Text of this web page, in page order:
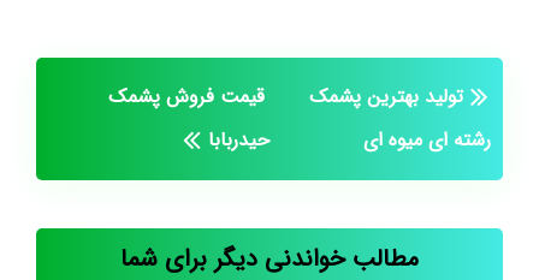
تولید بهترین پشمک
رشته ای میوه ای
قیمت فروش پشمک
حیدربابا
مطالب خواندنی دیگر برای شما